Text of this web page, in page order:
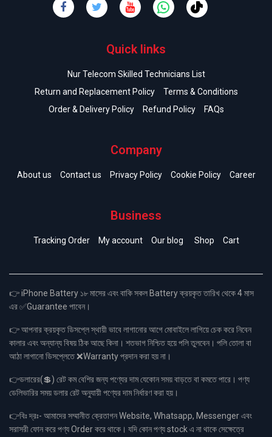
Quick links
Nur Telecom Skilled Technicians List
Return and Replacement Policy
Terms & Conditions
Order & Delivery Policy
Refund Policy FAQs
Company
About us Contact us Privacy Policy Cookie Policy Career
Business
Tracking Order My account Our blog Shop Cart
👉 iPhone Battery ১৮ মাসের এবং বাকি সকল Battery ক্রয়কৃত তারিখ থেকে 4 মাস
এর ✅Guarantee পাবেন।
👉 আপনার ক্রয়কৃত ডিসপ্লে স্থায়ী ভাবে লাগানোর আগে মোবাইলে লাগিয়ে চেক করে নিবেন
কালার এবং অন্যান্য বিষয় ঠিক আছে কিনা। শতভাগ নিশ্চিত হয়ে পলি তুলবেন। পলি তোলা বা
আঠা লাগানো ডিসপ্লেতে ❌Warranty প্রদান করা হয় না।
👉ডলারের(💲) রেট কম বেশির জন্য পণ্যের দাম যেকোন সময় বাড়তে বা কমতে পারে। পণ্য
ডেলিভারির সময় ডলার রেট অনুযায়ী পণ্যের দাম নির্ধারণ করা হয়।
👉বিঃ দ্রঃ- আমাদের সম্মানীত ক্রেতাগন Website, Whatsapp, Messenger এবং
সরাসরী ফোন করে পণ্য Order করে থাকে। যদি কোন পণ্য stock এ না থাকে সেক্ষেত্রে